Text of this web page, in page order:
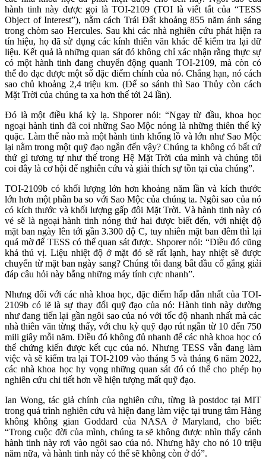
hành tinh này được gọi là TOI-2109 (TOI là viết tắt của “TESS
Object of Interest”), nằm cách Trái Đất khoảng 855 năm ánh sáng
trong chòm sao Hercules. Sau khi các nhà nghiên cứu phát hiện ra
tín hiệu, họ đã sử dụng các kính thiên văn khác để kiểm tra lại dữ
liệu. Kết quả là những quan sát đó không chỉ xác nhận rằng thực sự
có một hành tinh đang chuyển động quanh TOI-2109, mà còn có
thể đo đạc được một số đặc điểm chính của nó. Chẳng hạn, nó cách
sao chủ khoảng 2,4 triệu km. (Để so sánh thì Sao Thủy còn cách
Mặt Trời của chúng ta xa hơn thế tới 24 lần).
Đó là một điều khá kỳ lạ. Shporer nói: “Ngay từ đầu, khoa học
ngoại hành tinh đã coi những Sao Mộc nóng là những thiên thể kỳ
quặc. Làm thế nào mà một hành tinh khổng lồ và lớn như Sao Mộc
lại nằm trong một quỹ đạo ngắn đến vậy? Chúng ta không có bất cứ
thứ gì tương tự như thế trong Hệ Mặt Trời của mình và chúng tôi
coi đây là cơ hội để nghiên cứu và giải thích sự tồn tại của chúng”.
TOI-2109b có khối lượng lớn hơn khoảng năm lần và kích thước
lớn hơn một phần ba so với Sao Mộc của chúng ta. Ngôi sao của nó
có kích thước và khối lượng gấp đôi Mặt Trời. Và hành tinh này có
vẻ sẽ là ngoại hành tinh nóng thứ hai được biết đến, với nhiệt độ
mặt ban ngày lên tới gần 3.300 độ C, tuy nhiên mặt ban đêm thì lại
quá mờ để TESS có thể quan sát được. Shporer nói: “Điều đó cũng
khá thú vị. Liệu nhiệt độ ở mặt đó sẽ rất lạnh, hay nhiệt sẽ được
chuyển từ mặt ban ngày sang? Chúng tôi đang bắt đầu cố gắng giải
đáp câu hỏi này bằng những máy tính cực nhanh”.
Nhưng đối với các nhà khoa học, đặc điểm hấp dẫn nhất của TOI-
2109b có lẽ là sự thay đổi quỹ đạo của nó: Hành tinh này dường
như đang tiến lại gần ngôi sao của nó với tốc độ nhanh nhất mà các
nhà thiên văn từng thấy, với chu kỳ quỹ đạo rút ngắn từ 10 đến 750
mili giây mỗi năm. Điều đó không đủ nhanh để các nhà khoa học có
thể chứng kiến được kết cục của nó. Nhưng TESS vẫn đang làm
việc và sẽ kiểm tra lại TOI-2109 vào tháng 5 và tháng 6 năm 2022,
các nhà khoa học hy vọng những quan sát đó có thể cho phép họ
nghiên cứu chi tiết hơn về hiện tượng mất quỹ đạo.
Ian Wong, tác giả chính của nghiên cứu, từng là postdoc tại MIT
trong quá trình nghiên cứu và hiện đang làm việc tại trung tâm Hàng
không không gian Goddard của NASA ở Maryland, cho biết:
“Trong cuộc đời của mình, chúng ta sẽ không được nhìn thấy cảnh
hành tinh này rơi vào ngôi sao của nó. Nhưng hãy cho nó 10 triệu
năm nữa, và hành tinh này có thể sẽ không còn ở đó”.